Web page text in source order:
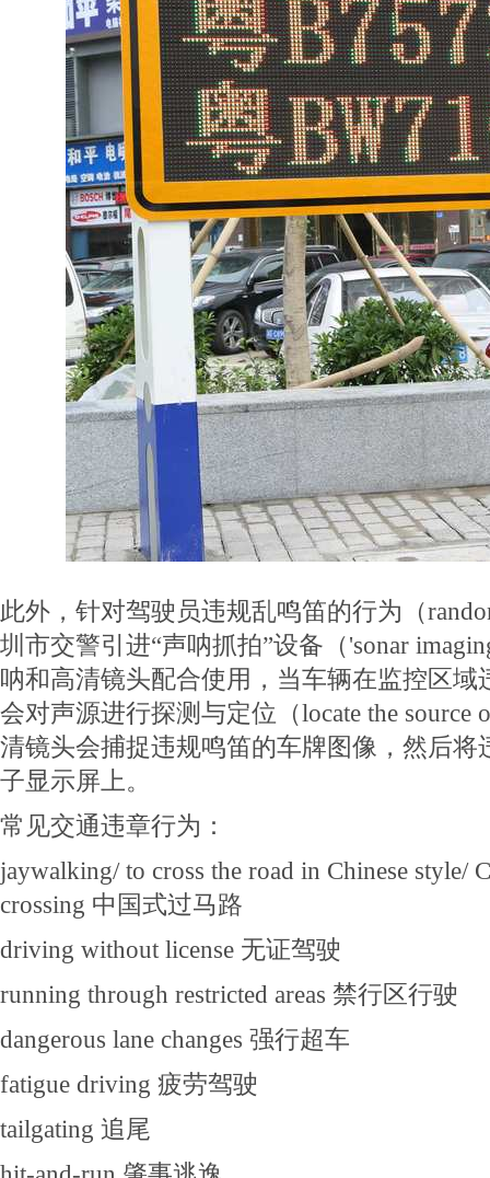
此外，针对驾驶员违规乱鸣笛的行为（
圳市交警引进“声呐抓拍”设备（'sonar
呐和高清镜头配合使用，当车辆在监控区域
会对声源进行探测与定位（locate the source
清镜头会捕捉违规鸣笛的车牌图像，然后将
子显示屏上。
常见交通违章行为：
jaywalking/ to cross the road in Chinese style/
crossing 中国式过马路
driving without license 无证驾驶
running through restricted areas 禁行区行驶
dangerous lane changes 强行超车
fatigue driving 疲劳驾驶
tailgating 追尾